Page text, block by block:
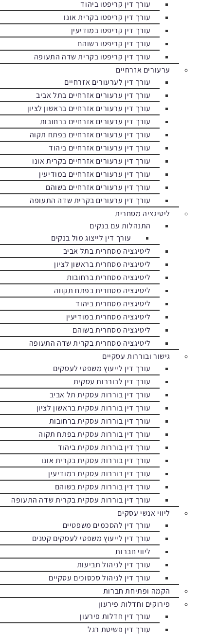
עורך דין קריפטו ביהוד
עורך דין קריפטו בקרית אונו
עורך דין קריפטו במודיעין
עורך דין קריפטו בשוהם
עורך דין קריפטו בקרית שדה התעופה
ערעורים אזרחיים
עורך דין לערעורים אזרחיים
עורך דין ערעורים אזרחיים בתל אביב
עורך דין ערעורים אזרחיים בראשון לציון
עורך דין ערעורים אזרחיים ברחובות
עורך דין ערעורים אזרחיים בפתח תקוה
עורך דין ערעורים אזרחיים ביהוד
עורך דין ערעורים אזרחיים בקרית אונו
עורך דין ערעורים אזרחיים במודיעין
עורך דין ערעורים אזרחיים בשוהם
עורך דין ערעורים בקרית שדה התעופה
ליטיגציה מסחרית
התנהלות עם בנקים
עורך דין לייצוג מול בנקים
ליטיגציה מסחרית בתל אביב
ליטיגציה מסחרית בראשון לציון
ליטיגציה מסחרית ברחובות
ליטיגציה מסחרית בפתח תקווה
ליטיגציה מסחרית ביהוד
ליטיגציה מסחרית במודיעין
ליטיגציה מסחרית בשוהם
ליטיגציה מסחרית בקרית שדה התעופה
גישור ובוררות עסקיים
עורך דין לייעוץ משפטי לעסקים
עורך דין לבוררות עסקית
עורך דין בוררות עסקית תל אביב
עורך דין בוררות עסקית בראשון לציון
עורך דין בוררות עסקית ברחובות
עורך דין בוררות עסקית בפתח תקוה
עורך דין בוררות עסקית ביהוד
עורך דין בוררות עסקית בקרית אונו
עורך דין בוררות עסקית במודיעין
עורך דין בוררות עסקית בשוהם
עורך דין בוררות עסקית בקרית שדה התעופה
ליווי אנשי עסקים
עורך דין להסכמים משפטיים
עורך דין לייעוץ משפטי לעסקים קטנים
ליווי חברות
עורך דין לניהול תביעות
עורך דין לניהול סכסוכים עסקיים
הקמה ופתיחת חברות
פירוקים וחדלות פירעון
עורך דין חדלות פירעון
עורך דין פשיטת רגל